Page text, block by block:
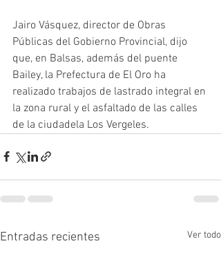
Jairo Vásquez, director de Obras
Públicas del Gobierno Provincial, dijo
que, en Balsas, además del puente
Bailey, la Prefectura de El Oro ha
realizado trabajos de lastrado integral en
la zona rural y el asfaltado de las calles
de la ciudadela Los Vergeles.
Entradas recientes Ver todo